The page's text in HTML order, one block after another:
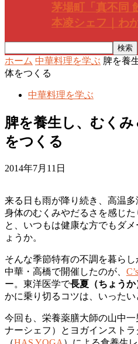
茅場町「真不同
本凌シェフ｜わ
ホーム 中華料理を学ぶ 脾を養
体をつくる
中華料理を学ぶ
脾を養生し、むく
をつくる
2014年7月11日
来る日も雨が降り続き、高温多
身体のむくみやだるさを感じ
と、いつもは健康な方でもダ
ょうか。
そんな季節特有の不調を暮ら
中華・高橋で開催したのが、
ー。東洋医学で長夏（ちょうか
かに乗り切るコツは、いった
今回も、栄養薬膳大師の山中一
ナーシェフ）とヨガインスト